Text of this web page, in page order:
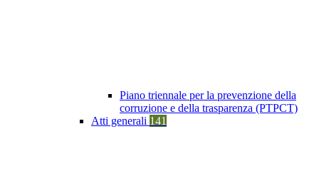
Piano triennale per la prevenzione della
corruzione e della trasparenza (PTPCT)
Atti generali 141